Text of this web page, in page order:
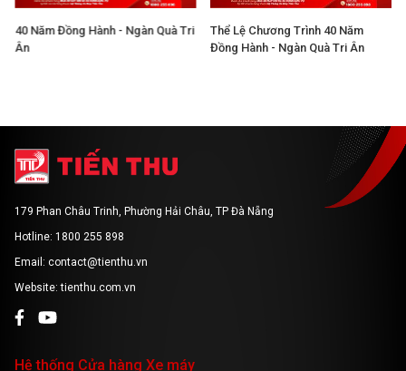
40 Năm Đồng Hành - Ngàn Quà Tri
Ân
Thể Lệ Chương Trình 40 Năm
Đồng Hành - Ngàn Quà Tri Ân
179 Phan Châu Trinh, Phường Hải Châu, TP Đà Nẵng
Hotline: 1800 255 898
Email: contact@tienthu.vn
Website: tienthu.com.vn
Hệ thống Cửa hàng Xe máy